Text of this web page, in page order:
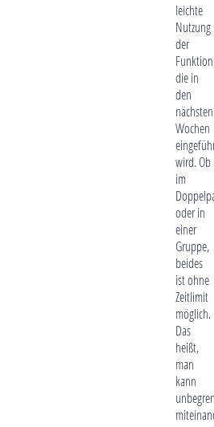
leichte
Nutzung
der
die in
den
nächsten
Wochen
wird. Ob
im
oder in
einer
Gruppe,
beides
ist ohne
Zeitlimit
möglich.
Das
heißt,
man
kann